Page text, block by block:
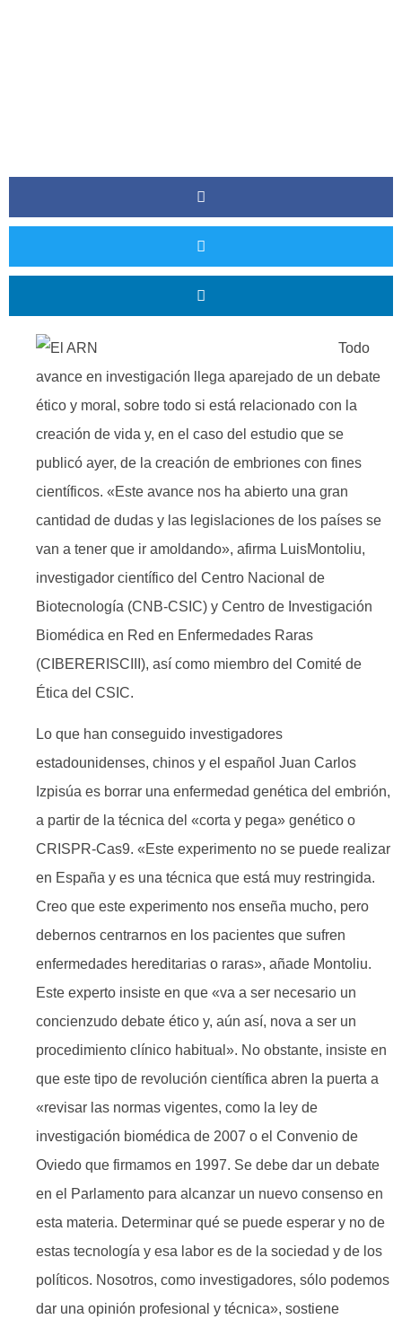
Todo
avance en investigación llega aparejado de un debate
ético y moral, sobre todo si está relacionado con la
creación de vida y, en el caso del estudio que se
publicó ayer, de la creación de embriones con fines
científicos. «Este avance nos ha abierto una gran
cantidad de dudas y las legislaciones de los países se
van a tener que ir amoldando», afirma LuisMontoliu,
investigador científico del Centro Nacional de
Biotecnología (CNB-CSIC) y Centro de Investigación
Biomédica en Red en Enfermedades Raras
(CIBERERISCIII), así como miembro del Comité de
Ética del CSIC.
Lo que han conseguido investigadores
estadounidenses, chinos y el español Juan Carlos
Izpisúa es borrar una enfermedad genética del embrión,
a partir de la técnica del «corta y pega» genético o
CRISPR-Cas9. «Este experimento no se puede realizar
en España y es una técnica que está muy restringida.
Creo que este experimento nos enseña mucho, pero
debernos centrarnos en los pacientes que sufren
enfermedades hereditarias o raras», añade Montoliu.
Este experto insiste en que «va a ser necesario un
concienzudo debate ético y, aún así, nova a ser un
procedimiento clínico habitual». No obstante, insiste en
que este tipo de revolución científica abren la puerta a
«revisar las normas vigentes, como la ley de
investigación biomédica de 2007 o el Convenio de
Oviedo que firmamos en 1997. Se debe dar un debate
en el Parlamento para alcanzar un nuevo consenso en
esta materia. Determinar qué se puede esperar y no de
estas tecnología y esa labor es de la sociedad y de los
políticos. Nosotros, como investigadores, sólo podemos
dar una opinión profesional y técnica», sostiene